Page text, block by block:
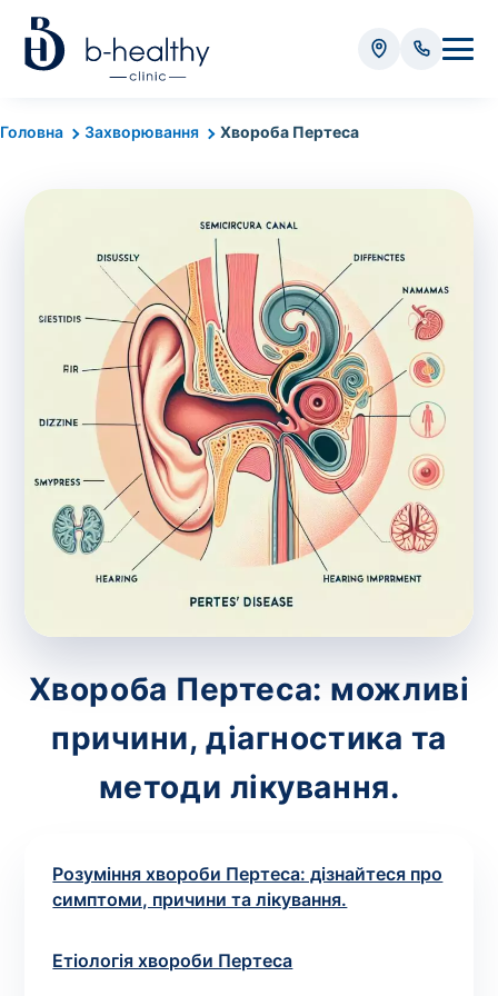
Головна Захворювання Хвороба Пертеса
Хвороба Пертеса: можливі
причини, діагностика та
методи лікування.
Розуміння хвороби Пертеса: дізнайтеся про
симптоми, причини та лікування.
Етіологія хвороби Пертеса
Аналізи
Вартість забору біоматеріалу (крім крові) - від
Всього: 0 грн
Попередній запис на дослідження не
потрібний. Виняток становлять мазки та
зіскрібки. Взяття біоматеріалу для них
виконує лікар – необхідий
запис до фахівця
Аналіз вдома
Номер телефону*